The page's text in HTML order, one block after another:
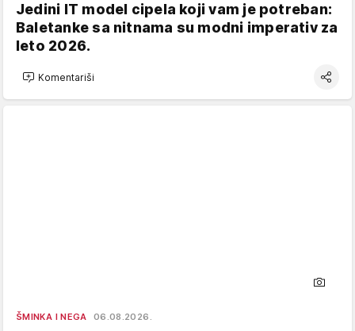
Jedini IT model cipela koji vam je potreban:
Baletanke sa nitnama su modni imperativ za
leto 2026.
Komentariši
ŠMINKA I NEGA 06.08.2026.